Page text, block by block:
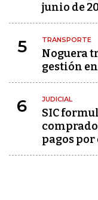
junio de
5 TRANSPORTE
Noguera
gestión
6 JUDICIAL
SIC
pagos